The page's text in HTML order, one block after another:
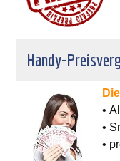
Handy-
•
•
•